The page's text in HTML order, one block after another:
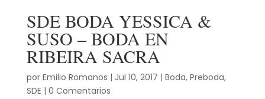
SDE BODA YESSICA &
SUSO – BODA EN
RIBEIRA SACRA
por Emilio Romanos | Jul 10, 2017 | Boda, Preboda,
SDE | 0 Comentarios